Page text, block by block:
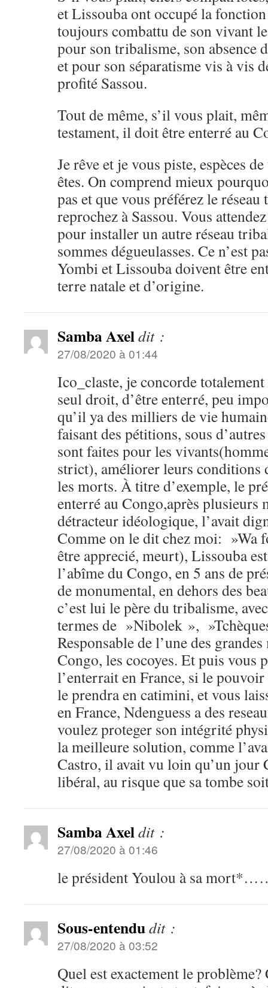
et Lissouba ont occupé la
toujours combattu de son vivant
pour son tribalisme, son absence
et pour son séparatisme vis à vis
profité Sassou.
Tout de même, s’il vous plait,
testament, il doit être enterré au
Je rêve et je vous piste, espèces
êtes. On comprend mieux
pas et que vous préférez le
reprochez à Sassou. Vous
pour installer un autre réseau
sommes dégueulasses. Ce n’est
Yombi et Lissouba doivent être
terre natale et d’origine.
Samba Axeldit :
27/08/2020 à 01:44
Ico_claste, je concorde
seul droit, d’être enterré, peu
qu’il ya des milliers de vie
faisant des pétitions, sous
sont faites pour les
strict), améliorer leurs conditions
les morts. À titre d’exemple, le
enterré au Congo,après plusieurs
détracteur idéologique, l’avait
Comme on le dit chez moi: »Wa
être apprecié, meurt), Lissouba
l’abîme du Congo, en 5 ans de
de monumental, en dehors des
c’est lui le père du tribalisme,
termes de »Nibolek »,
Responsable de l’une des
Congo, les cocoyes. Et puis vous
l’enterrait en France, si le
le prendra en catimini, et vous
en France, Ndenguess a des
voulez proteger son intégrité
la meilleure solution, comme
Castro, il avait vu loin qu’un jour
libéral, au risque que sa tombe
Samba Axeldit :
27/08/2020 à 01:46
le président Youlou à sa
Sous-entendudit :
27/08/2020 à 03:52
Quel est exactement le